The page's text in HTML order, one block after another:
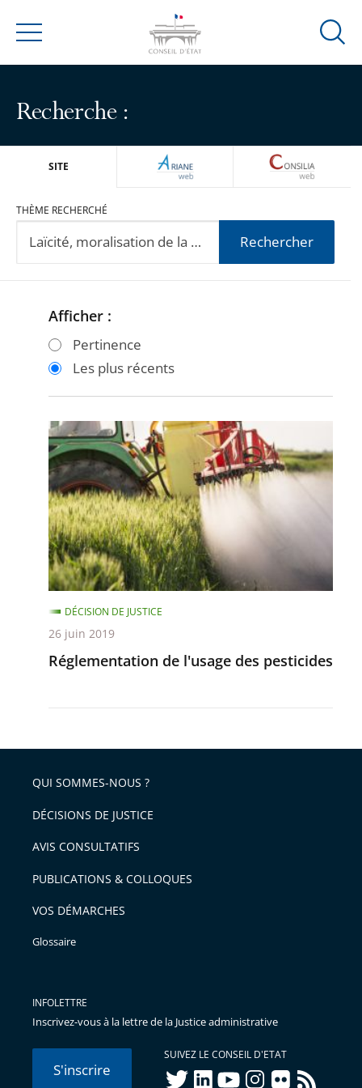
Menu
Ouvrir
Recherche :
SITE ARIANEWEB
THÈME RECHERCHÉ
Rechercher
Passer
filtres
après
Passer
filtres
avant
Afficher :
Pertinence
Les plus récents
Réglementation
de
l'usage
des
pesticides
Réglementation de l'usage des pesticides
DÉCISION DE JUSTICE
26 juin 2019
QUI SOMMES-NOUS ?
DÉCISIONS DE JUSTICE
AVIS CONSULTATIFS
PUBLICATIONS & COLLOQUES
VOS DÉMARCHES
Glossaire
INFOLETTRE
Inscrivez-vous à la lettre de la Justice administrative
S'inscrire
SUIVEZ LE CONSEIL D'ETAT
twitterlinkedInyoutubeinstagram
flickr rss